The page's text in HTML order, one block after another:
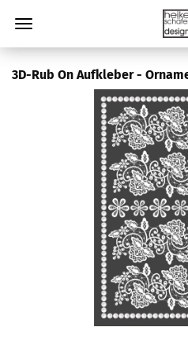
3D-Rub On Aufkleber -